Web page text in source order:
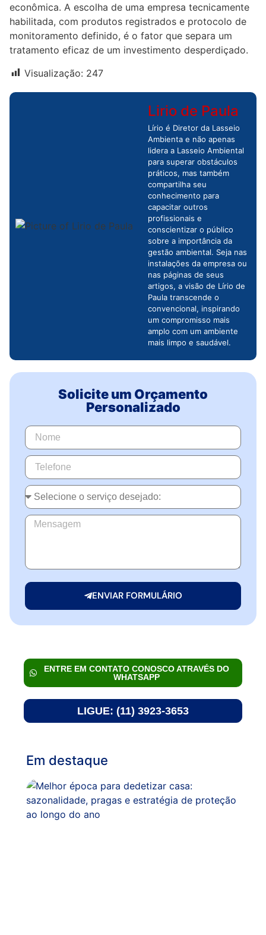
econômica. A escolha de uma empresa tecnicamente
habilitada, com produtos registrados e protocolo de
monitoramento definido, é o fator que separa um
tratamento eficaz de um investimento desperdiçado.
Visualização: 247
Lirio de Paula
Lírio é Diretor da Lasseio
Ambienta e não apenas
lidera a Lasseio Ambiental
para superar obstáculos
práticos, mas também
compartilha seu
conhecimento para
capacitar outros
profissionais e
conscientizar o público
sobre a importância da
gestão ambiental. Seja nas
instalações da empresa ou
nas páginas de seus
artigos, a visão de Lírio de
Paula transcende o
convencional, inspirando
um compromisso mais
amplo com um ambiente
mais limpo e saudável.
Solicite um Orçamento
Personalizado
ENVIAR FORMULÁRIO
ENTRE EM CONTATO CONOSCO ATRAVÉS DO
WHATSAPP
LIGUE: (11) 3923-3653
Em destaque